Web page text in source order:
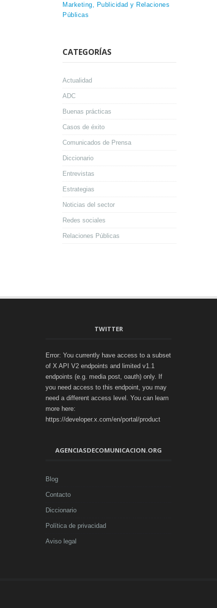
Marketing, Publicidad y Relaciones
Públicas
CATEGORÍAS
Actualidad
ADC
Buenas prácticas
Casos de éxito
Comunicados de Prensa
Diccionario
Entrevistas
Estrategias
Noticias del sector
Redes sociales
Relaciones Públicas
TWITTER
Error: You currently have access to a subset
of X API V2 endpoints and limited v1.1
endpoints (e.g. media post, oauth) only. If
you need access to this endpoint, you may
need a different access level. You can learn
more here:
https://developer.x.com/en/portal/product
AGENCIASDECOMUNICACION.ORG
Blog
Contacto
Diccionario
Política de privacidad
Aviso legal